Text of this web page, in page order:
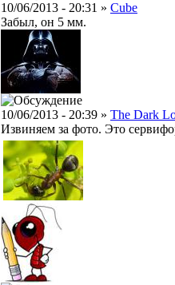
10/06/2013 - 20:31 » Cube
Забыл, он 5 мм.
10/06/2013 - 20:39 » The Dark
Извиняем за фото. Это